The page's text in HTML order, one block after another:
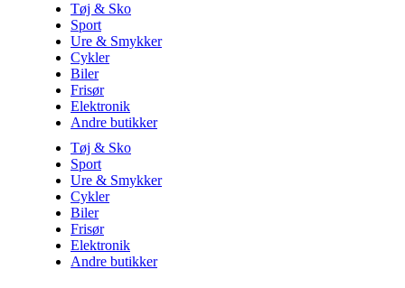
Tøj & Sko
Sport
Ure & Smykker
Cykler
Biler
Frisør
Elektronik
Andre butikker
Tøj & Sko
Sport
Ure & Smykker
Cykler
Biler
Frisør
Elektronik
Andre butikker